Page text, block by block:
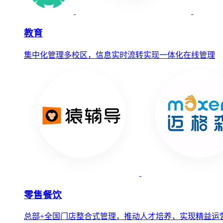
教育
集中化管理多校区，信息实时流转实现一体化在线管理
零售餐饮
总部+全国门店整合式管理，推动人才培养，实现精益运